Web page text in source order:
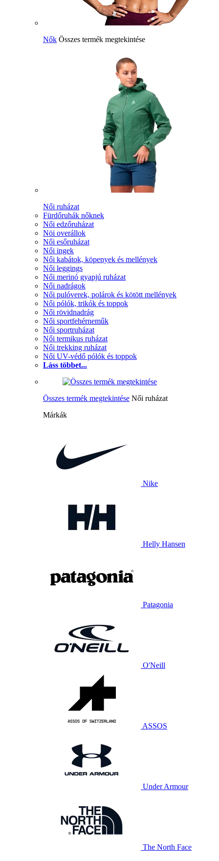
Nők Összes termék megtekintése
Női ruházat
Fürdőruhák nőknek
Női edzőruházat
Nöi overállok
Női esőruházat
Női ingek
Női kabátok, köpenyek és mellények
Női leggings
Női merinó gyapjú ruházat
Női nadrágok
Női pulóverek, polárok és kötött mellények
Női pólók, trikók és toppok
Női rövidnadrág
Női sportfehérneműk
Női sportruházat
Női termikus ruházat
Női trekking ruházat
Női UV-védő pólók és toppok
Láss többet...
Összes termék megtekintése Női ruházat
Márkák
Nike
Helly Hansen
Patagonia
O'Neill
ASSOS
Under Armour
The North Face